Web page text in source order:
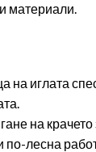
материали.
на иглата
на
по-лесна